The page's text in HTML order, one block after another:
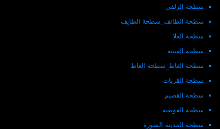
سطحة الزلفي
سطحة الطائف_سطحة الطايف
سطحة العلا
سطحة العيينة
سطحة الغاط_سطحه الغاط
سطحة القريات
سطحة القصيم
سطحة القويعية
سطحة المدينة المنورة